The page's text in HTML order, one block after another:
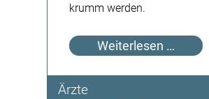
krumm werden.
Weiterlesen …
März
–
Ärzte